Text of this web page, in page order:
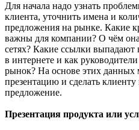
Для начала надо узнать
клиента, уточнить имена и
предложения на рынке. Какие
важны для компании? О чём
сетях? Какие ссылки выпадают
в интернете и как
рынок? На основе этих данных
презентацию и сделать
предложение.
Презентация продукта или